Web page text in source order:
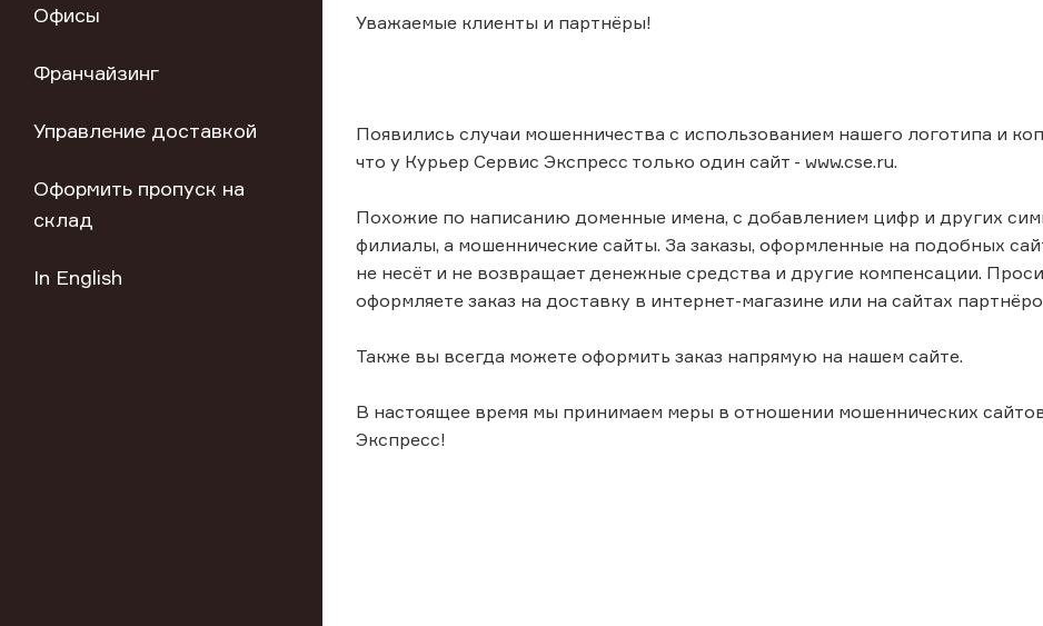
Офисы
Франчайзинг
Управление доставкой
Оформить пропуск на
склад
In English
Уважаемые клиенты и партнёры!
Появились случаи мошенничества с использованием нашего логотипа и
что у Курьер Сервис Экспресс только один сайт - www.cse.ru.
Похожие по написанию доменные имена, с добавлением цифр и других
филиалы, а мошеннические сайты. За заказы, оформленные на подобных
не несёт и не возвращает денежные средства и другие компенсации.
оформляете заказ на доставку в интернет-магазине или на сайтах
Также вы всегда можете оформить заказ напрямую на нашем сайте.
В настоящее время мы принимаем меры в отношении мошеннических
Экспресс!